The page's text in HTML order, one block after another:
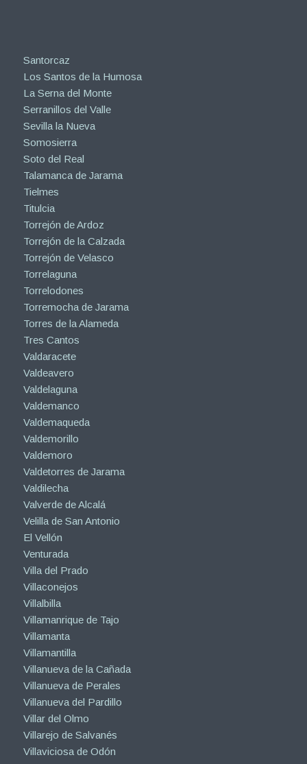
Santorcaz
Los Santos de la Humosa
La Serna del Monte
Serranillos del Valle
Sevilla la Nueva
Somosierra
Soto del Real
Talamanca de Jarama
Tielmes
Titulcia
Torrejón de Ardoz
Torrejón de la Calzada
Torrejón de Velasco
Torrelaguna
Torrelodones
Torremocha de Jarama
Torres de la Alameda
Tres Cantos
Valdaracete
Valdeavero
Valdelaguna
Valdemanco
Valdemaqueda
Valdemorillo
Valdemoro
Valdetorres de Jarama
Valdilecha
Valverde de Alcalá
Velilla de San Antonio
El Vellón
Venturada
Villa del Prado
Villaconejos
Villalbilla
Villamanrique de Tajo
Villamanta
Villamantilla
Villanueva de la Cañada
Villanueva de Perales
Villanueva del Pardillo
Villar del Olmo
Villarejo de Salvanés
Villaviciosa de Odón